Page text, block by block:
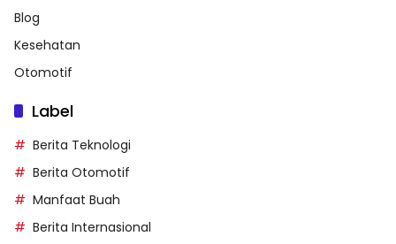
Blog
Kesehatan
Otomotif
Label
Berita Teknologi
Berita Otomotif
Manfaat Buah
Berita Internasional